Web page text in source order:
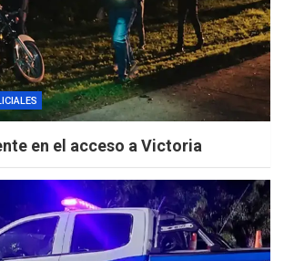
en el acceso a Victoria